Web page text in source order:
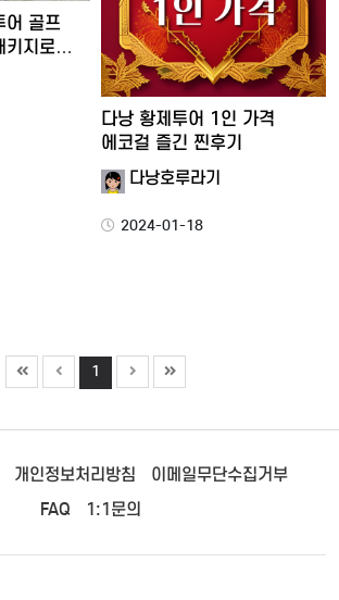
어 골프
키지로
다낭 황제투어 1인 가격
에코걸 즐긴 찐후기
다낭호루라기
2024-01-18
1
개인정보처리방침
이메일무단수집거부
FAQ
1:1문의